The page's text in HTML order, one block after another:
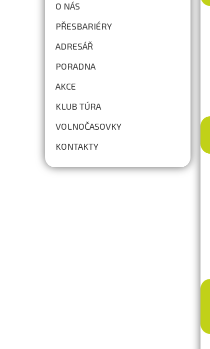
O NÁS
PŘESBARIÉRY
ADRESÁŘ
PORADNA
AKCE
KLUB TÚRA
VOLNOČASOVKY
KONTAKTY